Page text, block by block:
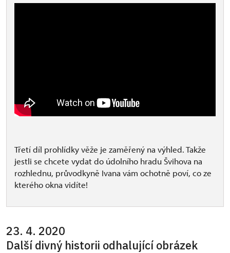
Třetí díl prohlídky věže je zaměřený na výhled. Takže
jestli se chcete vydat do údolního hradu Švihova na
rozhlednu, průvodkyně Ivana vám ochotně poví, co ze
kterého okna vidíte!
23. 4. 2020
Další divný historii odhalující obrázek